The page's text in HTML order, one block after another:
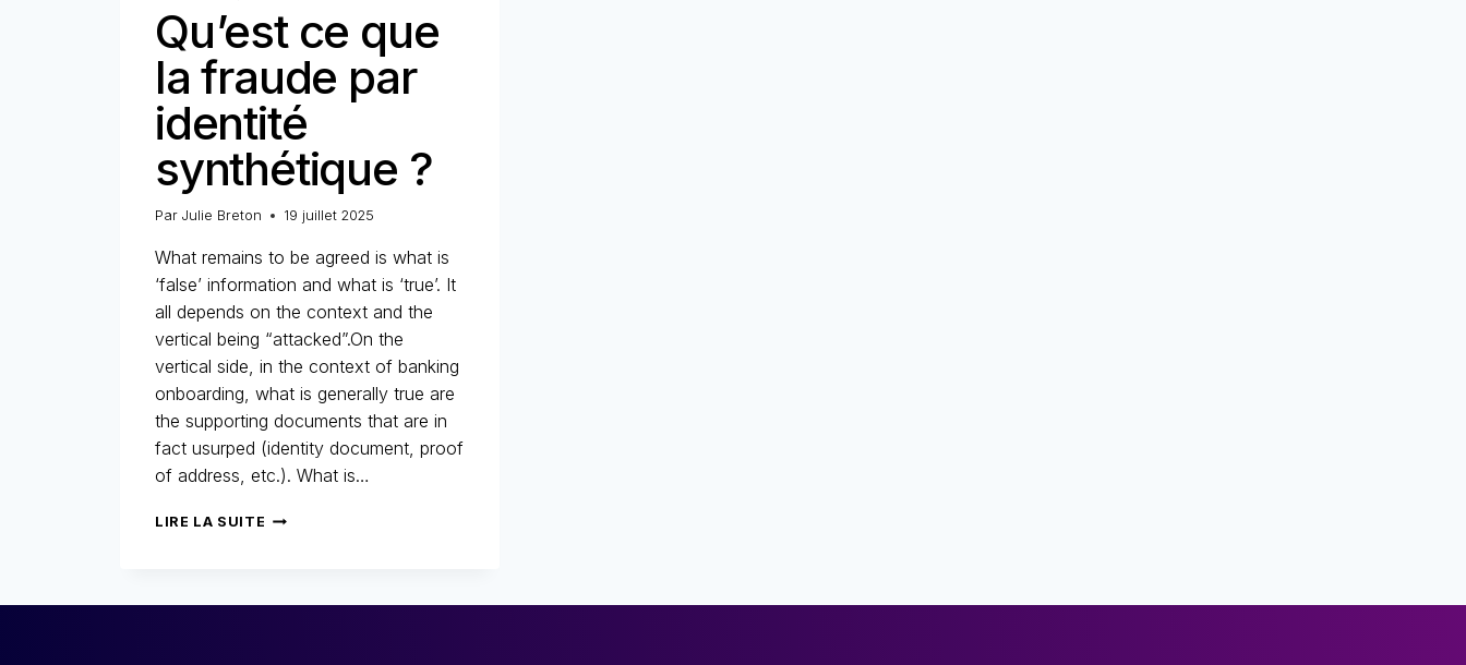
Qu’est ce que
la fraude par
identité
synthétique ?
Par Julie Breton 19 juillet 2025
What remains to be agreed is what is
‘false’ information and what is ‘true’. It
all depends on the context and the
vertical being “attacked”.On the
vertical side, in the context of banking
onboarding, what is generally true are
the supporting documents that are in
fact usurped (identity document, proof
of address, etc.). What is…
LIRE LA SUITE QU’EST
FRAUDE